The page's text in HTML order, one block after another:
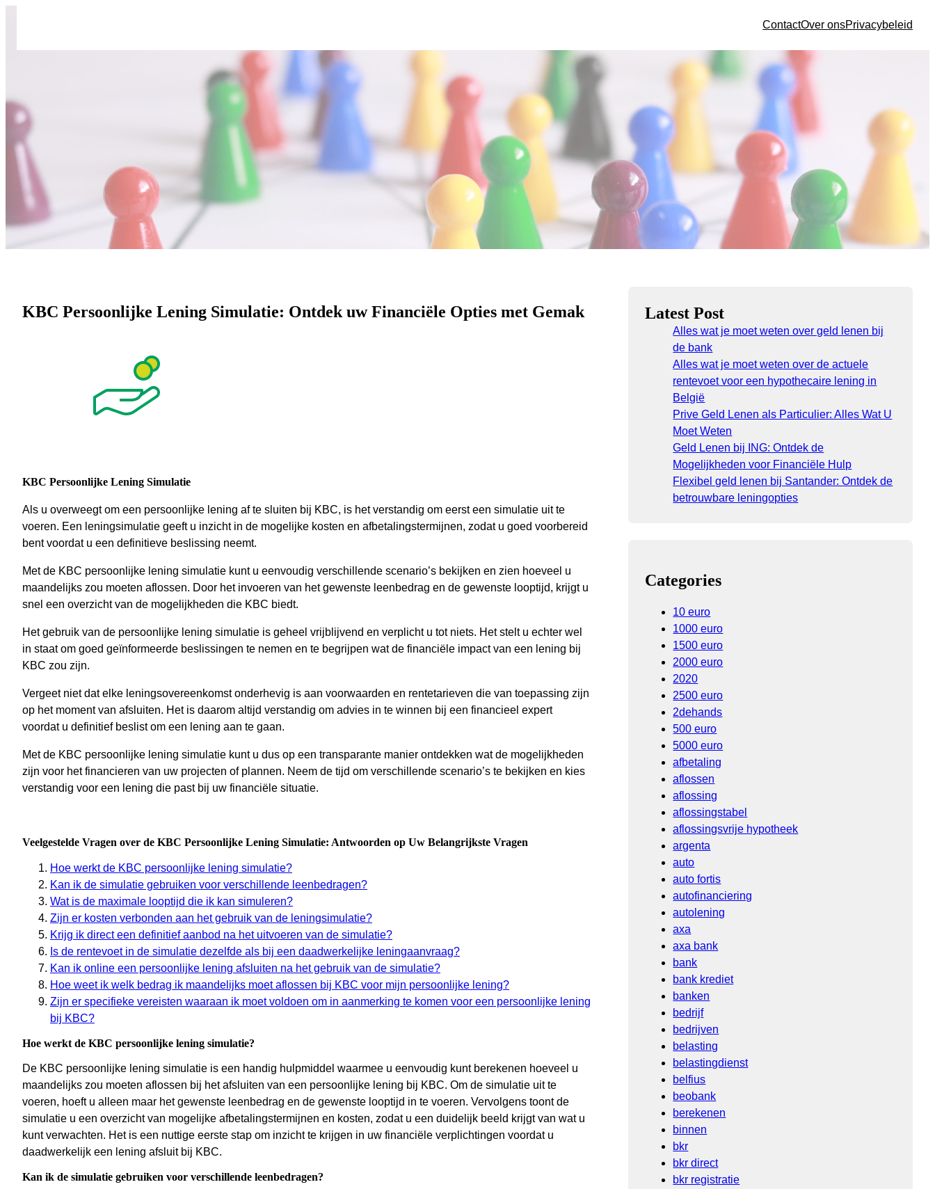
ContactOver onsPrivacybeleid
KBC Persoonlijke Lening Simulatie: Ontdek uw Financiële Opties met Gemak
KBC Persoonlijke Lening Simulatie
Als u overweegt om een persoonlijke lening af te sluiten bij KBC, is het verstandig om eerst een simulatie uit te
voeren. Een leningsimulatie geeft u inzicht in de mogelijke kosten en afbetalingstermijnen, zodat u goed voorbereid
bent voordat u een definitieve beslissing neemt.
Met de KBC persoonlijke lening simulatie kunt u eenvoudig verschillende scenario’s bekijken en zien hoeveel u
maandelijks zou moeten aflossen. Door het invoeren van het gewenste leenbedrag en de gewenste looptijd, krijgt u
snel een overzicht van de mogelijkheden die KBC biedt.
Het gebruik van de persoonlijke lening simulatie is geheel vrijblijvend en verplicht u tot niets. Het stelt u echter wel
in staat om goed geïnformeerde beslissingen te nemen en te begrijpen wat de financiële impact van een lening bij
KBC zou zijn.
Vergeet niet dat elke leningsovereenkomst onderhevig is aan voorwaarden en rentetarieven die van toepassing zijn
op het moment van afsluiten. Het is daarom altijd verstandig om advies in te winnen bij een financieel expert
voordat u definitief beslist om een lening aan te gaan.
Met de KBC persoonlijke lening simulatie kunt u dus op een transparante manier ontdekken wat de mogelijkheden
zijn voor het financieren van uw projecten of plannen. Neem de tijd om verschillende scenario’s te bekijken en kies
verstandig voor een lening die past bij uw financiële situatie.
Veelgestelde Vragen over de KBC Persoonlijke Lening Simulatie: Antwoorden op Uw Belangrijkste Vragen
Hoe werkt de KBC persoonlijke lening simulatie?
Kan ik de simulatie gebruiken voor verschillende leenbedragen?
Wat is de maximale looptijd die ik kan simuleren?
Zijn er kosten verbonden aan het gebruik van de leningsimulatie?
Krijg ik direct een definitief aanbod na het uitvoeren van de simulatie?
Is de rentevoet in de simulatie dezelfde als bij een daadwerkelijke leningaanvraag?
Kan ik online een persoonlijke lening afsluiten na het gebruik van de simulatie?
Hoe weet ik welk bedrag ik maandelijks moet aflossen bij KBC voor mijn persoonlijke lening?
Zijn er specifieke vereisten waaraan ik moet voldoen om in aanmerking te komen voor een persoonlijke lening
bij KBC?
Hoe werkt de KBC persoonlijke lening simulatie?
De KBC persoonlijke lening simulatie is een handig hulpmiddel waarmee u eenvoudig kunt berekenen hoeveel u
maandelijks zou moeten aflossen bij het afsluiten van een persoonlijke lening bij KBC. Om de simulatie uit te
voeren, hoeft u alleen maar het gewenste leenbedrag en de gewenste looptijd in te voeren. Vervolgens toont de
simulatie u een overzicht van mogelijke afbetalingstermijnen en kosten, zodat u een duidelijk beeld krijgt van wat u
kunt verwachten. Het is een nuttige eerste stap om inzicht te krijgen in uw financiële verplichtingen voordat u
daadwerkelijk een lening afsluit bij KBC.
Kan ik de simulatie gebruiken voor verschillende leenbedragen?
Latest Post
Alles wat je moet weten over geld lenen bij
de bank
Alles wat je moet weten over de actuele
rentevoet voor een hypothecaire lening in
België
Prive Geld Lenen als Particulier: Alles Wat U
Moet Weten
Geld Lenen bij ING: Ontdek de
Mogelijkheden voor Financiële Hulp
Flexibel geld lenen bij Santander: Ontdek de
betrouwbare leningopties
Categories
10 euro
1000 euro
1500 euro
2000 euro
2020
2500 euro
2dehands
500 euro
5000 euro
afbetaling
aflossen
aflossing
aflossingstabel
aflossingsvrije hypotheek
argenta
auto
auto fortis
autofinanciering
autolening
axa
axa bank
bank
bank krediet
banken
bedrijf
bedrijven
belasting
belastingdienst
belfius
beobank
berekenen
binnen
bkr
bkr direct
bkr registratie